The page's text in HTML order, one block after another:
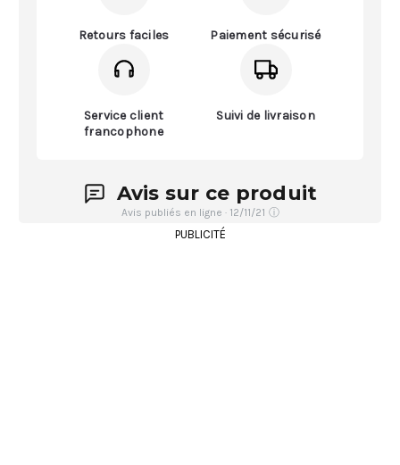
Retours faciles Paiement sécurisé
Service client
francophone
Suivi de livraison
Avis sur ce produit
Avis publiés en ligne · 12/11/21 ⓘ
PUBLICITÉ